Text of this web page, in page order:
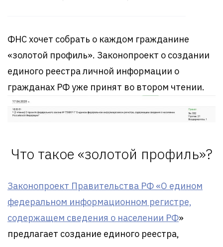
ФНС хочет собрать о каждом гражданине
«золотой профиль». Законопроект о создании
единого реестра личной информации о
гражданах РФ уже принят во втором чтении.
Что такое «золотой профиль»?
Законопроект Правительства РФ «О едином
федеральном информационном регистре,
содержащем сведения о населении РФ»
предлагает создание единого реестра,